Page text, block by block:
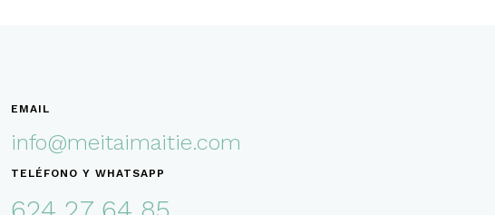
EMAIL
info@meitaimaitie.com
TELÉFONO Y WHATSAPP